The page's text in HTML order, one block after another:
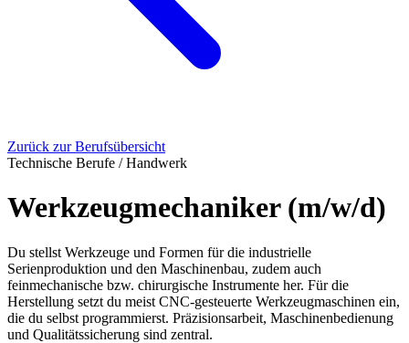
Zurück zur Berufsübersicht
Technische Berufe / Handwerk
Werkzeugmechaniker (m/w/d)
Du stellst Werkzeuge und Formen für die industrielle
Serienproduktion und den Maschinenbau, zudem auch
feinmechanische bzw. chirurgische Instrumente her. Für die
Herstellung setzt du meist CNC-gesteuerte Werkzeugmaschinen ein,
die du selbst programmierst. Präzisionsarbeit, Maschinenbedienung
und Qualitätssicherung sind zentral.